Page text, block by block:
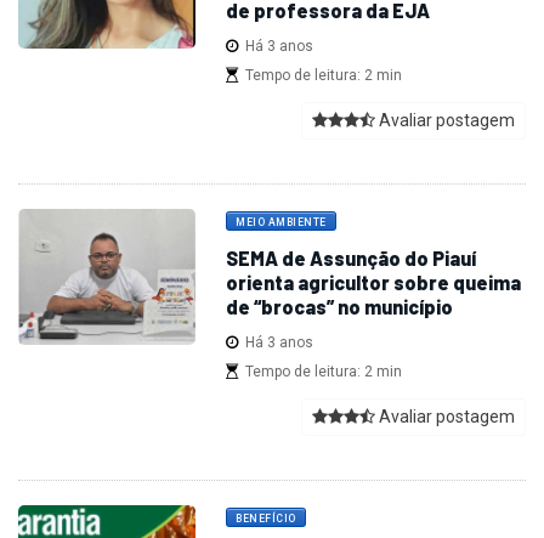
de professora da EJA
Há 3 anos
Tempo de leitura: 2 min
Avaliar postagem
MEIO AMBIENTE
SEMA de Assunção do Piauí
orienta agricultor sobre queima
de “brocas” no município
Há 3 anos
Tempo de leitura: 2 min
Avaliar postagem
BENEFÍCIO